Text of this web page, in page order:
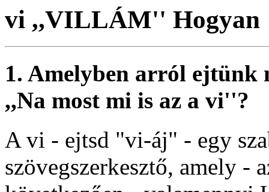
vi ,,VILLÁM'' Hogyan
1. Amelyben arról ejtünk
,,Na most mi is az a vi''?
A vi - ejtsd "vi-áj" - egy
szövegszerkesztő, amely -